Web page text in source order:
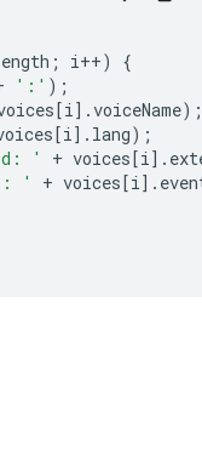
; i++)
{
':' );
[i].voiceName);
[i]. lang);
' + voices[i].
' + voices[i].